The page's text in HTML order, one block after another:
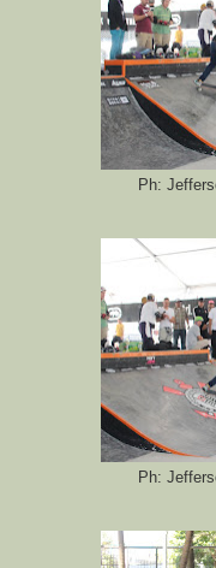
Ph:
Ph: